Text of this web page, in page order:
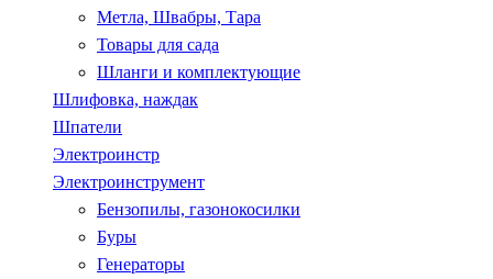
Метла, Швабры, Тара
Товары для сада
Шланги и комплектующие
Шлифовка, наждак
Шпатели
Электроинстр
Электроинструмент
Бензопилы, газонокосилки
Буры
Генераторы